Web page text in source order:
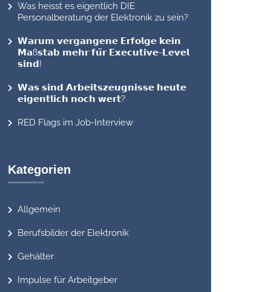
Was heisst es eigentlich DIE
Personalberatung der Elektronik zu sein?
𝗪𝗮𝗿𝘂𝗺 𝘃𝗲𝗿𝗴𝗮𝗻𝗴𝗲𝗻𝗲 𝗘𝗿𝗳𝗼𝗹𝗴𝗲 𝗸𝗲𝗶𝗻
𝗠𝗮ß𝘀𝘁𝗮𝗯 𝗺𝗲𝗵𝗿 𝗳𝘂̈𝗿 𝗘𝘅𝗲𝗰𝘂𝘁𝗶𝘃𝗲-𝗟𝗲𝘃𝗲𝗹
𝘀𝗶𝗻𝗱!
𝗪𝗮𝘀 𝘀𝗶𝗻𝗱 𝗔𝗿𝗯𝗲𝗶𝘁𝘀𝘇𝗲𝘂𝗴𝗻𝗶𝘀𝘀𝗲 𝗵𝗲𝘂𝘁𝗲
𝗲𝗶𝗴𝗲𝗻𝘁𝗹𝗶𝗰𝗵 𝗻𝗼𝗰𝗵 𝘄𝗲𝗿𝘁?
RED Flags im Job-Interview
Kategorien
Allgemein
Berufsbilder der Elektronik
Gehälter
Impulse für Arbeitgeber